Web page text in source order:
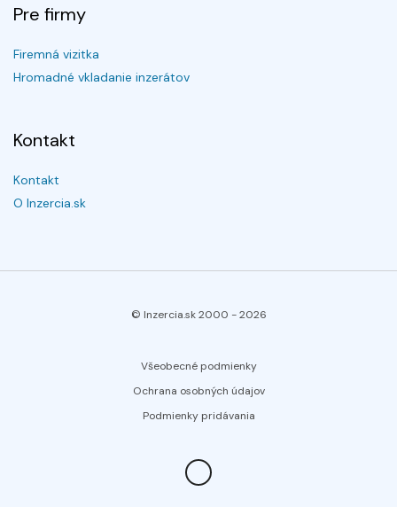
Pre firmy
Firemná vizitka
Hromadné vkladanie inzerátov
Kontakt
Kontakt
O Inzercia.sk
© Inzercia.sk 2000 -2026
Všeobecné podmienky
Ochrana osobných údajov
Podmienky pridávania